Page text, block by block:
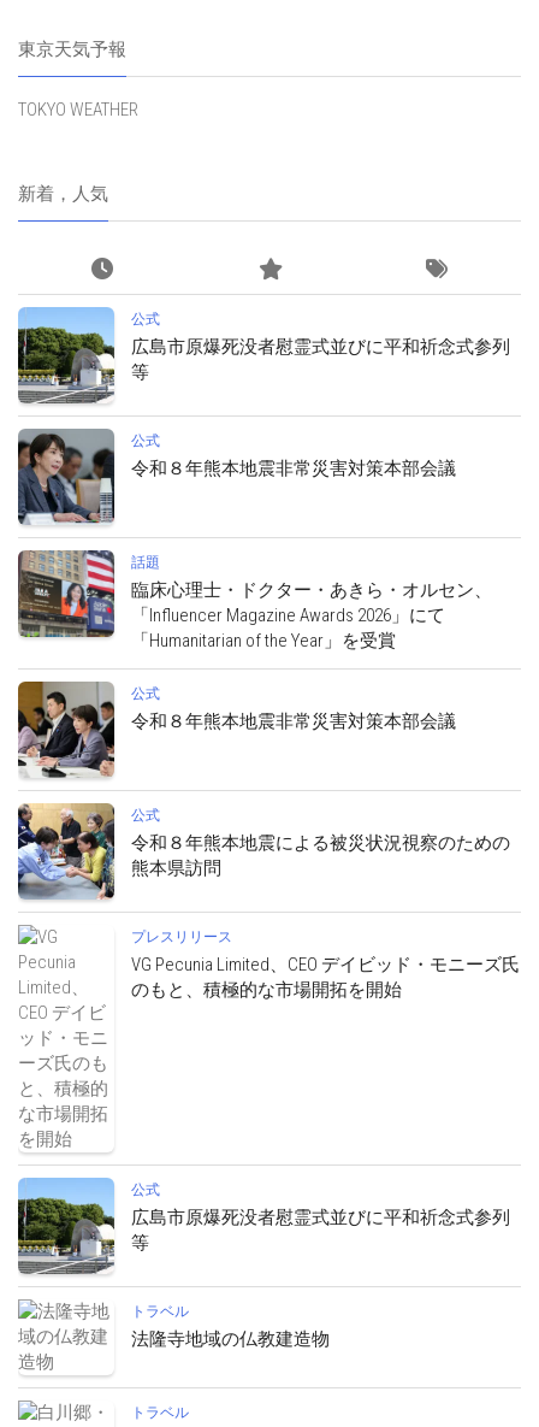
東京天気予報
TOKYO WEATHER
新着，人気
公式
広島市原爆死没者慰霊式並びに平和祈念式参列
等
公式
令和８年熊本地震非常災害対策本部会議
話題
臨床心理士・ドクター・あきら・オルセン、
「Influencer Magazine Awards 2026」にて
「Humanitarian of the Year」を受賞
公式
令和８年熊本地震非常災害対策本部会議
公式
令和８年熊本地震による被災状況視察のための
熊本県訪問
プレスリリース
VG Pecunia Limited、CEO デイビッド・モニーズ氏
のもと、積極的な市場開拓を開始
公式
広島市原爆死没者慰霊式並びに平和祈念式参列
等
トラベル
法隆寺地域の仏教建造物
トラベル